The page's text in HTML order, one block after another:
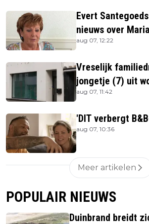
Evert
nieuws over
aug 07, 12:22
Vreselijk
jongetje (7) uit
aug 07, 11:42
'DIT verbergt
aug 07, 10:36
Meer artikelen
POPULAIR NIEUWS
Duinbrand breidt